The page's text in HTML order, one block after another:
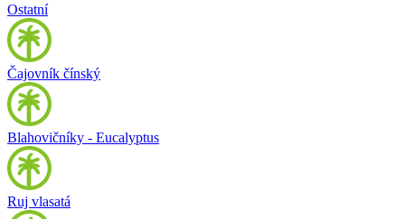
Ostatní
Čajovník čínský
Blahovičníky - Eucalyptus
Ruj vlasatá